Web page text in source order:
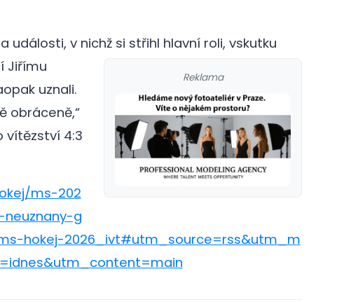
události, v nichž si střihl hlavní roli, vskutku
Reklama
Jiřímu
uznali.
obráceně,“
vítězství 4:3
ms-202
g
hokej-2026_ivt#utm_source=rss&utm_m